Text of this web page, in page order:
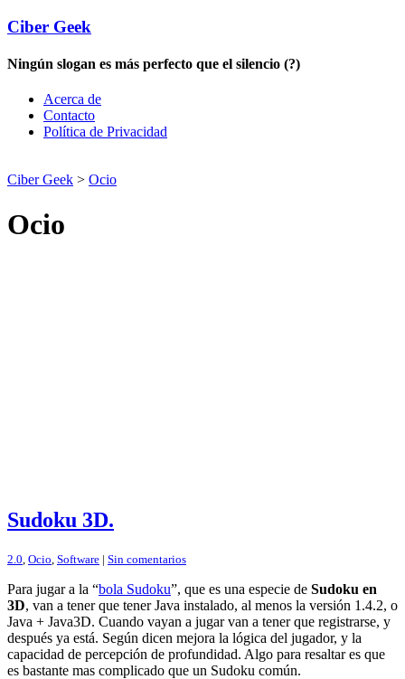
Ciber Geek
Ningún slogan es más perfecto que el silencio (?)
Acerca de
Contacto
Política de Privacidad
Ciber Geek > Ocio
Ocio
Sudoku 3D.
2.0 Ocio Software | Sin comentarios
Para jugar a la “bola Sudoku”, que es una especie de Sudoku en
3D, van a tener que tener Java instalado, al menos la versión 1.4.2, o
Java + Java3D. Cuando vayan a jugar van a tener que registrarse, y
después ya está. Según dicen mejora la lógica del jugador, y la
capacidad de percepción de profundidad. Algo para resaltar es que
es bastante mas complicado que un Sudoku común.